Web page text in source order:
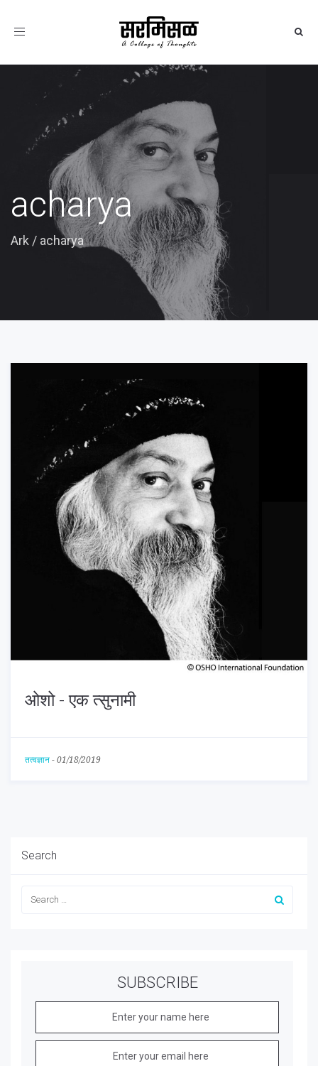
Toggle
acharya
Ark / acharya
ओशो - एक त्सुनामी
तत्वज्ञान - 01/18/2019
Search
SUBSCRIBE